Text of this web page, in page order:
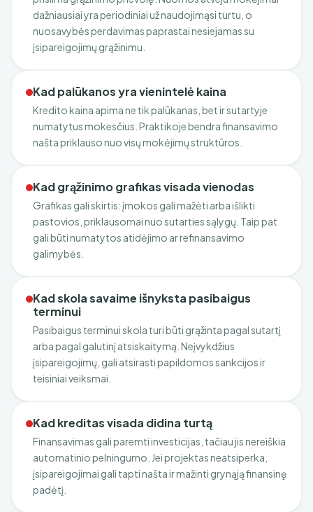
dažniausiai yra periodiniai už naudojimąsi turtu, o
nuosavybės perdavimas paprastai nesiejamas su
įsipareigojimų grąžinimu.
Kad palūkanos yra vienintelė kaina
Kredito kaina apima ne tik palūkanas, bet ir sutartyje
numatytus mokesčius. Praktikoje bendra finansavimo
našta priklauso nuo visų mokėjimų struktūros.
Kad grąžinimo grafikas visada vienodas
Grafikas gali skirtis: įmokos gali mažėti arba išlikti
pastovios, priklausomai nuo sutarties sąlygų. Taip pat
gali būti numatytos atidėjimo ar refinansavimo
galimybės.
Kad skola savaime išnyksta pasibaigus
terminui
Pasibaigus terminui skola turi būti grąžinta pagal sutartį
arba pagal galutinį atsiskaitymą. Neįvykdžius
įsipareigojimų, gali atsirasti papildomos sankcijos ir
teisiniai veiksmai.
Kad kreditas visada didina turtą
Finansavimas gali paremti investicijas, tačiau jis nereiškia
automatinio pelningumo. Jei projektas neatsiperka,
įsipareigojimai gali tapti našta ir mažinti grynąją finansinę
padėtį.